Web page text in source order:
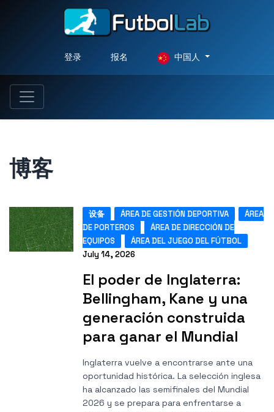
登录 报名 中国人
博客
设备 ÁREA DE GESTIÓN DEPORTIVA
ÁREA
DE PORTEROS
ÁREA DE DIRECCIÓN DE
EQUIPOS
ÁREA DEL JUEGO DEL FÚTBOL
July 14, 2026
El poder de Inglaterra:
Bellingham, Kane y una
generación construida
para ganar el Mundial
Inglaterra vuelve a encontrarse ante una
oportunidad histórica. La selección inglesa
ha alcanzado las semifinales del Mundial
2026 y se prepara para enfrentarse a